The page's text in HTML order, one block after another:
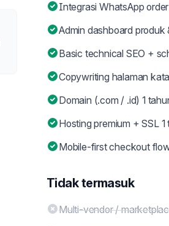
Integrasi WhatsApp order
Admin dashboard produk
Basic technical SEO +
Copywriting halaman
Domain (.com / .id) 1
Hosting premium + SSL 1
Mobile-first checkout
Tidak termasuk
Multi-vendor /